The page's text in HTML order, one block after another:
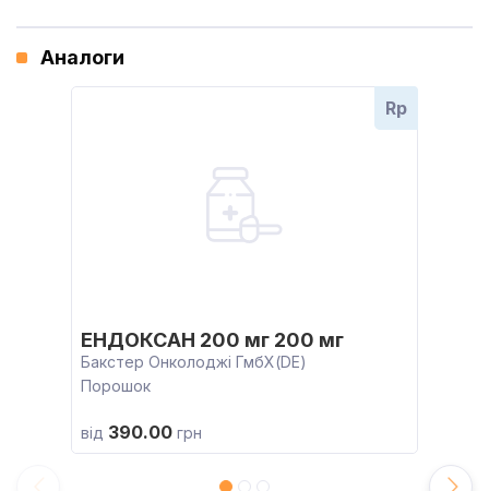
Аналоги
Rp
ЕНДОКСАН 200 мг 200 мг
Бакстер Онколоджі ГмбХ(DE)
Порошок
від 390.00 грн